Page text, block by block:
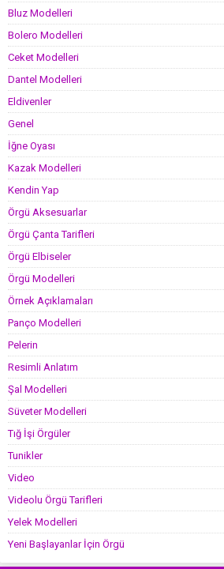
Bluz Modelleri
Bolero Modelleri
Ceket Modelleri
Dantel Modelleri
Eldivenler
Genel
İğne Oyası
Kazak Modelleri
Kendin Yap
Örgü Aksesuarlar
Örgü Çanta Tarifleri
Örgü Elbiseler
Örgü Modelleri
Örnek Açıklamaları
Panço Modelleri
Pelerin
Resimli Anlatım
Şal Modelleri
Süveter Modelleri
Tığ İşi Örgüler
Tunikler
Video
Videolu Örgü Tarifleri
Yelek Modelleri
Yeni Başlayanlar İçin Örgü